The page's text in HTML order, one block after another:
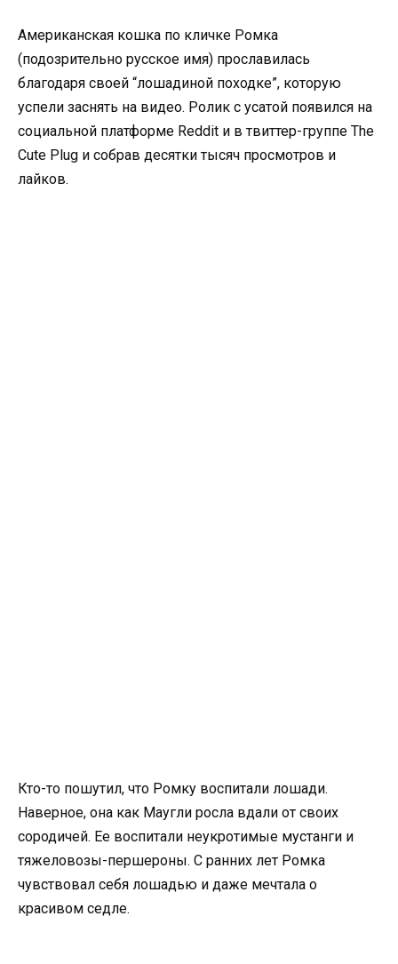
Американская кошка по кличке Ромка
(подозрительно русское имя) прославилась
благодаря своей “лошадиной походке”, которую
успели заснять на видео. Ролик с усатой появился на
социальной платформе Reddit и в твиттер-группе The
Cute Plug и собрав десятки тысяч просмотров и
лайков.
Кто-то пошутил, что Ромку воспитали лошади.
Наверное, она как Маугли росла вдали от своих
сородичей. Ее воспитали неукротимые мустанги и
тяжеловозы-першероны. С ранних лет Ромка
чувствовал себя лошадью и даже мечтала о
красивом седле.